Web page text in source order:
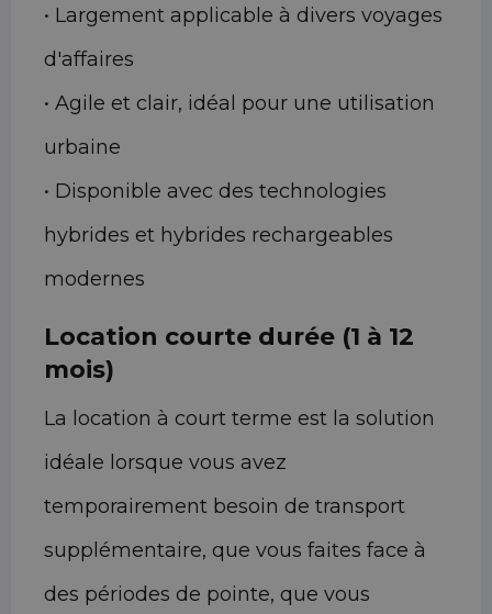
• Largement applicable à divers voyages
d'affaires
• Agile et clair, idéal pour une utilisation
urbaine
• Disponible avec des technologies
hybrides et hybrides rechargeables
modernes
Location courte durée (1 à 12
mois)
La location à court terme est la solution
idéale lorsque vous avez
temporairement besoin de transport
supplémentaire, que vous faites face à
des périodes de pointe, que vous